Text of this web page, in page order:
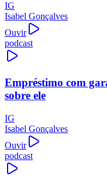
IG
Isabel Gonçalves
Ouvir
podcast
Empréstimo com
sobre ele
IG
Isabel Gonçalves
Ouvir
podcast